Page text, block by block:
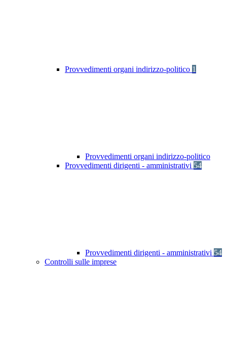
Provvedimenti organi indirizzo-politico 1
Provvedimenti organi indirizzo-politico
Provvedimenti dirigenti - amministrativi 54
Provvedimenti dirigenti - amministrativi 54
Controlli sulle imprese